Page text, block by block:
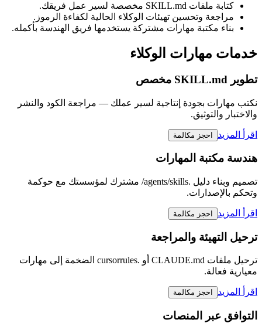
كتابة ملفات SKILL.md مخصصة لسير عمل فريقك.
مراجعة وتحسين تهيئات الوكلاء الحالية لكفاءة الرموز.
بناء مكتبة مهارات مشتركة يستخدمها فريق الهندسة بأكمله.
خدمات مهارات الوكلاء
تطوير SKILL.md مخصص
نكتب مهارات بجودة إنتاجية لسير عملك — مراجعة الكود والنشر
والاختبار والتوثيق.
اقرأ المزيد احجز مكالمة
هندسة مكتبة المهارات
تصميم وبناء دليل .agents/skills/ مشترك لمؤسستك مع حوكمة
وتحكم بالإصدارات.
اقرأ المزيد احجز مكالمة
ترحيل التهيئة والمراجعة
ترحيل ملفات CLAUDE.md أو .cursorrules الضخمة إلى مهارات
معيارية فعالة.
اقرأ المزيد احجز مكالمة
التوافق عبر المنصات